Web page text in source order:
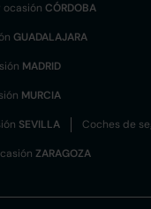
ocasión CÓRDOBA
GUADALAJARA
MADRID
MURCIA
SEVILLA Coches de
ZARAGOZA